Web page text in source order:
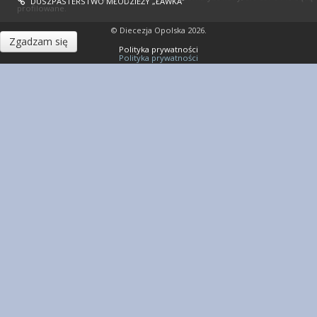
© Diecezja Opolska 2026.
Polityka prywatności
profilowane.
Zgadzam się
Polityka prywatności